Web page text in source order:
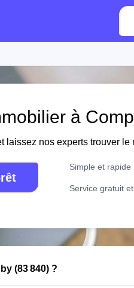
à
laissez nos experts trouver
Simple et
Service gratuit
(83 840) ?